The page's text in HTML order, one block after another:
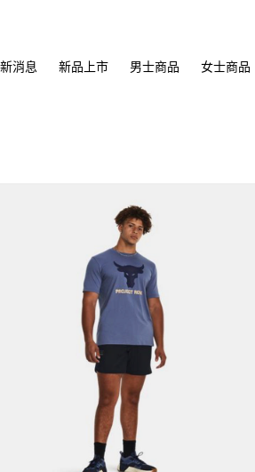
消息 新品上市 男士商品 女士商品